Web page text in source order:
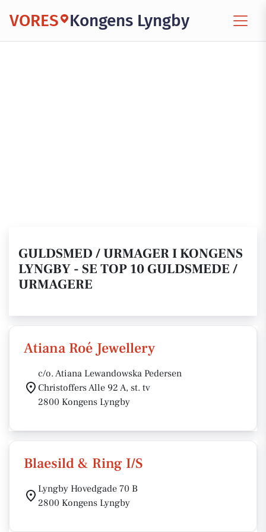
VORES Kongens Lyngby
GULDSMED / URMAGER I KONGENS
LYNGBY - SE TOP 10 GULDSMEDE /
URMAGERE
Atiana Roé Jewellery
c/o. Atiana Lewandowska Pedersen
Christoffers Alle 92 A, st. tv
2800 Kongens Lyngby
Blaesild & Ring I/S
Lyngby Hovedgade 70 B
2800 Kongens Lyngby